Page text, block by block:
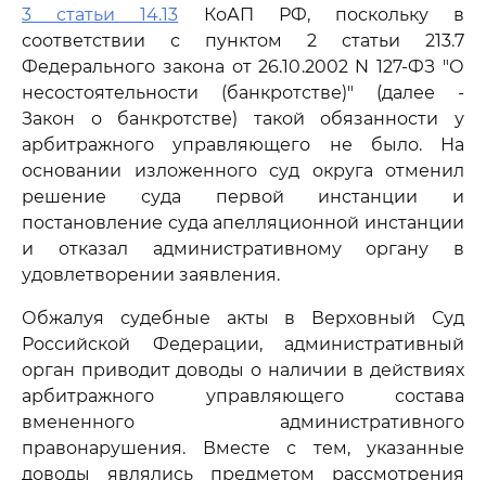
3 статьи 14.13 КоАП РФ, поскольку в
соответствии с пунктом 2 статьи 213.7
Федерального закона от 26.10.2002 N 127-ФЗ "О
несостоятельности (банкротстве)" (далее -
Закон о банкротстве) такой обязанности у
арбитражного управляющего не было. На
основании изложенного суд округа отменил
решение суда первой инстанции и
постановление суда апелляционной инстанции
и отказал административному органу в
удовлетворении заявления.
Обжалуя судебные акты в Верховный Суд
Российской Федерации, административный
орган приводит доводы о наличии в действиях
арбитражного управляющего состава
вмененного административного
правонарушения. Вместе с тем, указанные
доводы являлись предметом рассмотрения